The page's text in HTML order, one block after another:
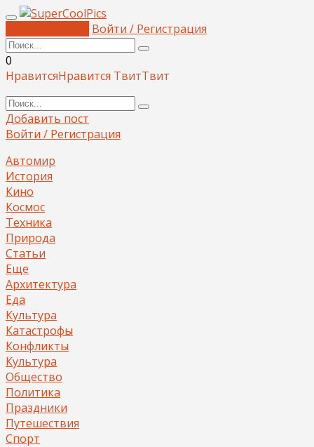
Войти / Регистрация
0
НравитсяНравится ТвитТвит
Добавить пост
Войти / Регистрация
Автомир
История
Кино
Космос
Техника
Природа
Статьи
Еще
Архитектура
Еда
Культура
Катастрофы
Конфликты
Культура
Общество
Политика
Праздники
Путешествия
Спорт